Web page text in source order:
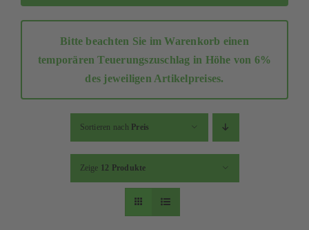
Lüftungskonzept
Businesspartner
Shop
Kontakt
Mein Konto
Bitte beachten Sie im Warenkorb einen
temporären Teuerungszuschlag in Höhe von 6%
des jeweiligen Artikelpreises.
Sortieren nach Preis
Zeige 12 Produkte